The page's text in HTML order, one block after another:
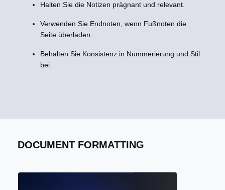
Halten Sie die Notizen prägnant und relevant.
Verwenden Sie Endnoten, wenn Fußnoten die
Seite überladen.
Behalten Sie Konsistenz in Nummerierung und Stil
bei.
DOCUMENT FORMATTING